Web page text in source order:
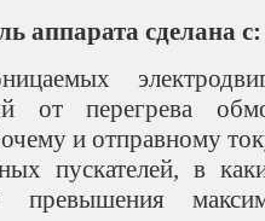
аппарата сделана с:
от перегрева
и отправному
пускателей, в
превышения